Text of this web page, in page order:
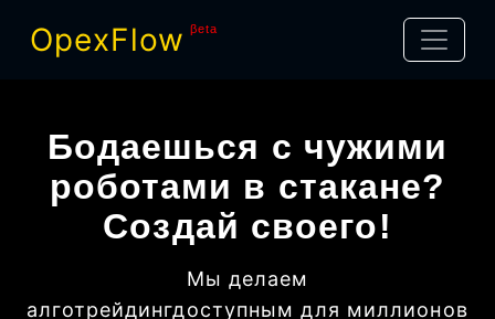
OpexFlow βeta
Бодаешься с чужими
роботами в стакане?
Создай своего!
Мы делаем
алготрейдингдоступным для миллионов